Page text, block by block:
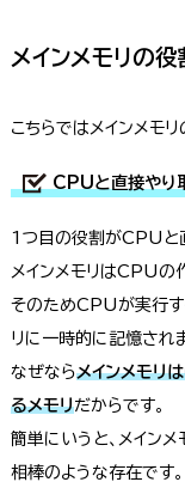
メインメモリの
こちらではメインメモ
CPUと直接やり
1つ目の役割がCPUと
メインメモリはCPUの
そのためCPUが実行す
リに一時的に記憶されま
なぜならメインメモリ
るメモリだからです。
簡単にいうと、メイン
相棒のような存在です。